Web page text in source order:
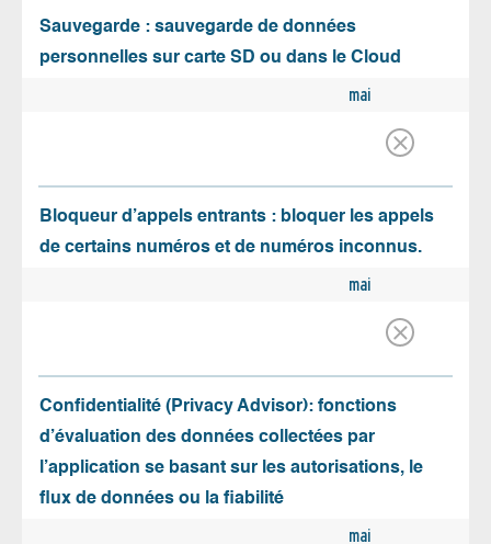
Sauvegarde : sauvegarde de données
personnelles sur carte SD ou dans le Cloud
mai
Bloqueur d’appels entrants : bloquer les appels
de certains numéros et de numéros inconnus.
mai
Confidentialité (Privacy Advisor): fonctions
d’évaluation des données collectées par
l’application se basant sur les autorisations, le
flux de données ou la fiabilité
mai